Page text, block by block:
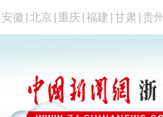
安徽 北京 重庆 福建 甘肃 贵州